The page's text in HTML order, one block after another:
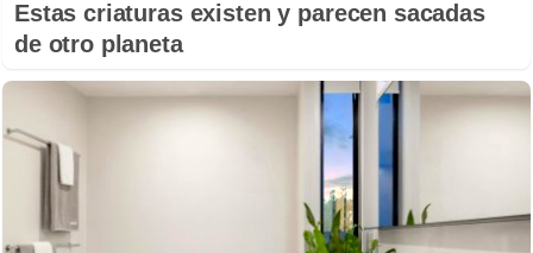
Estas criaturas existen y parecen sacadas
de otro planeta